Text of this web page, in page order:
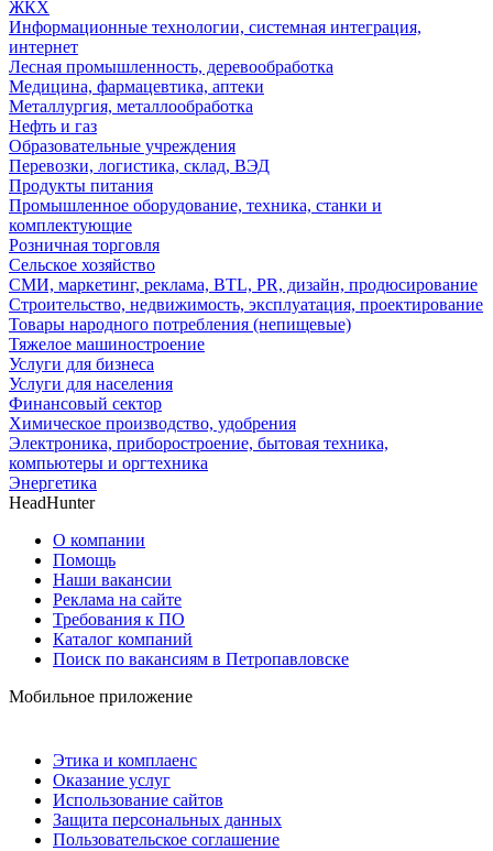
ЖКХ
Информационные технологии, системная интеграция,
интернет
Лесная промышленность, деревообработка
Медицина, фармацевтика, аптеки
Металлургия, металлообработка
Нефть и газ
Образовательные учреждения
Перевозки, логистика, склад, ВЭД
Продукты питания
Промышленное оборудование, техника, станки и
комплектующие
Розничная торговля
Сельское хозяйство
СМИ, маркетинг, реклама, BTL, PR, дизайн, продюсирование
Строительство, недвижимость, эксплуатация, проектирование
Товары народного потребления (непищевые)
Тяжелое машиностроение
Услуги для бизнеса
Услуги для населения
Финансовый сектор
Химическое производство, удобрения
Электроника, приборостроение, бытовая техника,
компьютеры и оргтехника
Энергетика
HeadHunter
О компании
Помощь
Наши вакансии
Реклама на сайте
Требования к ПО
Каталог компаний
Поиск по вакансиям в Петропавловске
Мобильное приложение
Этика и комплаенс
Оказание услуг
Использование сайтов
Защита персональных данных
Пользовательское соглашение